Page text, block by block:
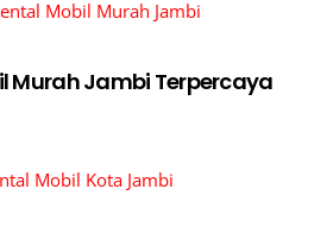
Murah Jambi Terpercaya